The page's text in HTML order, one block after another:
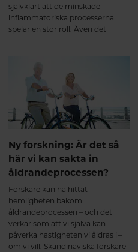
självklart att de minskade
inflammatoriska processerna
spelar en stor roll. Även det
försvara sig med smärta.
Rödljusterapi har effekt på
kronisk smärta som orsakas av
något annat än en akut skada.
Ny forskning: Är det så
här vi kan sakta in
åldrandeprocessen?
Forskare kan ha hittat
hemligheten bakom
åldrandeprocessen – och det
verkar som att vi själva kan
påverka hastigheten vi åldras i –
om vi vill. Skandinaviska forskare